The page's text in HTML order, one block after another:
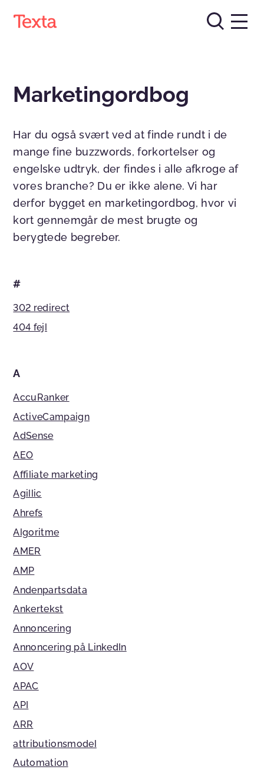
Marketingordbog
Har du også svært ved at finde rundt i de
mange fine buzzwords, forkortelser og
engelske udtryk, der findes i alle afkroge af
vores branche? Du er ikke alene. Vi har
derfor bygget en marketingordbog, hvor vi
kort gennemgår de mest brugte og
berygtede begreber.
#
302 redirect
404 fejl
A
AccuRanker
ActiveCampaign
AdSense
AEO
Affiliate marketing
Agillic
Ahrefs
Algoritme
AMER
AMP
Andenpartsdata
Ankertekst
Annoncering
Annoncering på LinkedIn
AOV
APAC
API
ARR
attributionsmodel
Automation